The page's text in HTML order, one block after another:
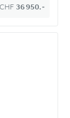
CHF 36 950.–